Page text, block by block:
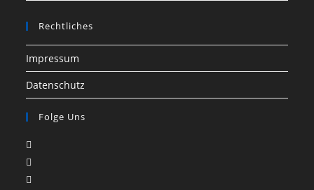
Rechtliches
Impressum
Datenschutz
Folge Uns